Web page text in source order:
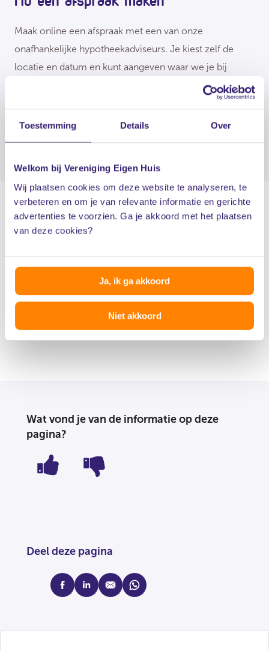
Toestemming Details Over
Welkom bij Vereniging Eigen Huis
Wij plaatsen cookies om deze website te analyseren, te
verbeteren en om je van relevante informatie en gerichte
advertenties te voorzien. Ga je akkoord met het plaatsen
van deze cookies?
Ja, ik ga akkoord
Niet akkoord
Maak online een afspraak met een van onze
onafhankelijke hypotheekadviseurs. Je kiest zelf de
locatie en datum en kunt aangeven waar we je bij
Maak afspraak
Ga naar de volgende stap
Heb je de hypotheekakte en eigendomsakte
ondertekend bij de notaris? Dan ben je officieel de
eigenaar van de nieuwe woning.
Ga verder naar beheer en nazorg
Wat vond je van de informatie op deze
pagina?
Deel deze pagina
facebooklinkedinmail whatsapp